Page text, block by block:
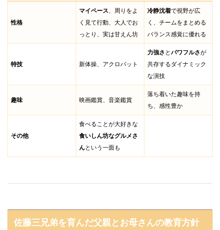
性格
マイペース、周りをよ
く見て行動、大人でお
っとり、実は甘えん坊
冷静沈着で視野が広
く、チームをまとめる
バランス感覚に優れる
特技 新体操、アクロバット
力強さ とパワフルさが
共存するダイナミック
な演技
趣味 映画鑑賞、音楽鑑賞
落ち着いた趣味を持
ち、感性豊か
その他
食べることが大好きな
食いしん坊なグルメさ
んという一面も
佐藤三兄弟を育んだ父親とお母さんの教育方針